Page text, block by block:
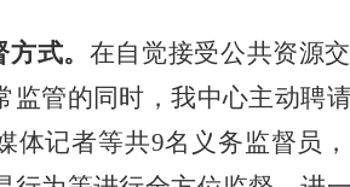
式。 在自觉接受公共资源
监管的同时，我中心主动聘
体记者等共9名 义务监督员